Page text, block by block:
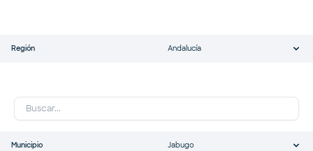
Región Andalucía
Municipio Jabugo